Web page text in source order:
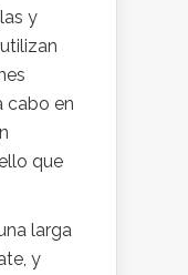
y
cabo en
que
larga
y